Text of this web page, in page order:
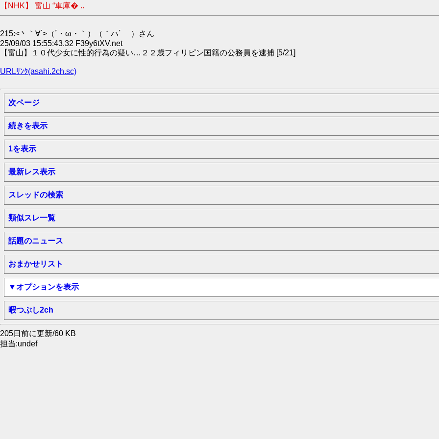
【NHK】 富山 “車庫� ..
215:<丶｀∀´>（´・ω・｀）（｀ハ´ ）さん
25/09/03 15:55:43.32 F39y6tXV.net
【富山】１０代少女に性的行為の疑い…２２歳フィリピン国籍の公務員を逮捕 [5/21]
URLﾘﾝｸ(asahi.2ch.sc)
次ページ
続きを表示
1を表示
最新レス表示
スレッドの検索
類似スレ一覧
話題のニュース
おまかせリスト
▼オプションを表示
暇つぶし2ch
205日前に更新/60 KB
担当:undef